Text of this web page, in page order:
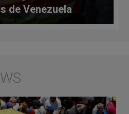
de Venezuela